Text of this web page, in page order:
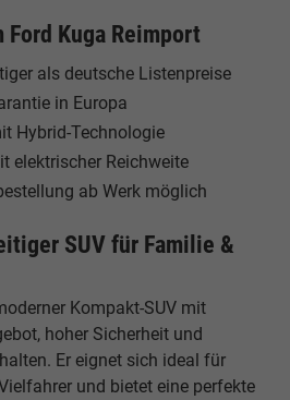
Kuga Reimport
als deutsche Listenpreise
in Europa
Hybrid-Technologie
elektrischer Reichweite
ab Werk möglich
SUV für Familie &
Kompakt-SUV mit
hoher Sicherheit und
Er eignet sich ideal für
und bietet eine perfekte